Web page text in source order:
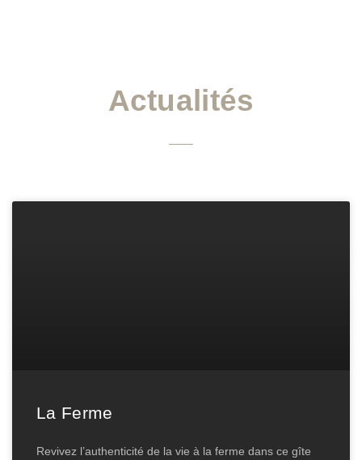
Actualités
La Ferme
Revivez l’authenticité de la vie à la ferme dans ce gîte